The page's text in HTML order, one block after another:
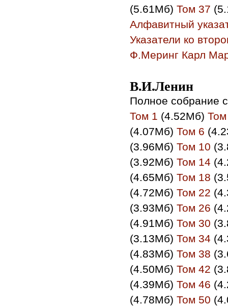
(5.61Мб) Том 37
Алфавитный
Указатели ко
Ф.Меринг Карл
В.И.Ленин
Полное собрание
Том 1 (4.52Мб)
(4.07Мб) Том 6
(3.96Мб) Том 10
(3.92Мб) Том 14
(4.65Мб) Том 18
(4.72Мб) Том 22
(3.93Мб) Том 26
(4.91Мб) Том 30
(3.13Мб) Том 34
(4.83Мб) Том 38
(4.50Мб) Том 42
(4.39Мб) Том 46
(4.78Мб) Том 50